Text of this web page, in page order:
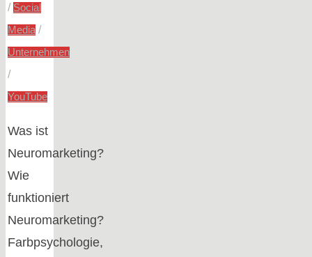
/ Social
Media/
Unternehmen
/
YouTube
Was ist
Neuromarketing?
Wie
funktioniert
Neuromarketing?
Farbpsychologie,